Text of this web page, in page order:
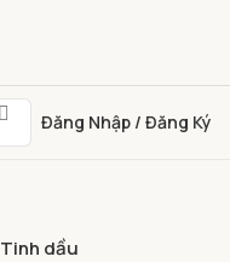
Đăng Nhập / Đăng Ký
Tinh dầu